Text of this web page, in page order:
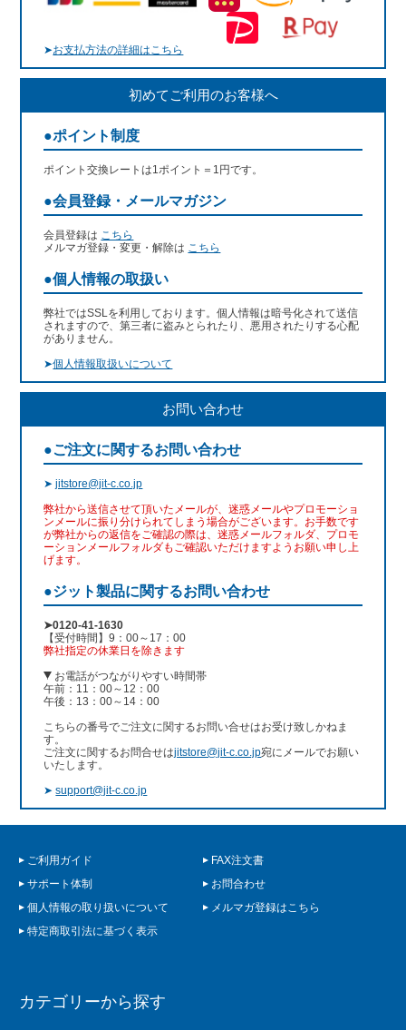
➤お支払方法の詳細はこちら
初めてご利用のお客様へ
●ポイント制度
ポイント交換レートは1ポイント＝1円です。
●会員登録・メールマガジン
会員登録は こちら
メルマガ登録・変更・解除は こちら
●個人情報の取扱い
弊社ではSSLを利用しております。個人情報は暗号化されて送信
されますので、第三者に盗みとられたり、悪用されたりする心配
がありません。
➤個人情報取扱いについて
お問い合わせ
●ご注文に関するお問い合わせ
➤jitstore@jit-c.co.jp
弊社から送信させて頂いたメールが、迷惑メールやプロモーショ
ンメールに振り分けられてしまう場合がございます。お手数です
が弊社からの返信をご確認の際は、迷惑メールフォルダ、プロモ
ーションメールフォルダもご確認いただけますようお願い申し上
げます。
●ジット製品に関するお問い合わせ
➤0120-41-1630
【受付時間】9：00～17：00
弊社指定の休業日を除きます
お電話がつながりやすい時間帯
午前：11：00～12：00
午後：13：00～14：00
こちらの番号でご注文に関するお問い合せはお受け致しかねま
す。
ご注文に関するお問合せはjitstore@jit-c.co.jp宛にメールでお願い
いたします。
➤support@jit-c.co.jp
ご利用ガイド
FAX注文書
サポート体制
お問合わせ
個人情報の取り扱いについて
メルマガ登録はこちら
特定商取引法に基づく表示
カテゴリーから探す